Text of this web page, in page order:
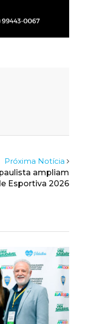
Próxima Notícia
ampliam
Esportiva 2026